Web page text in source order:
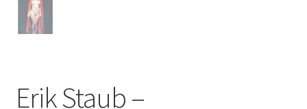
Erik Staub –